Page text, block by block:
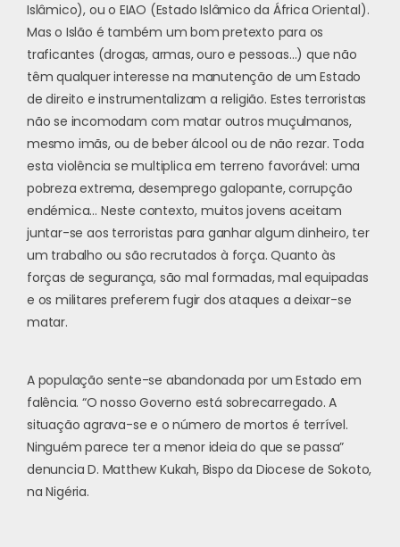
Islâmico), ou o EIAO (Estado Islâmico da África Oriental).
Mas o Islão é também um bom pretexto para os
traficantes (drogas, armas, ouro e pessoas…) que não
têm qualquer interesse na manutenção de um Estado
de direito e instrumentalizam a religião. Estes terroristas
não se incomodam com matar outros muçulmanos,
mesmo imãs, ou de beber álcool ou de não rezar. Toda
esta violência se multiplica em terreno favorável: uma
pobreza extrema, desemprego galopante, corrupção
endémica… Neste contexto, muitos jovens aceitam
juntar-se aos terroristas para ganhar algum dinheiro, ter
um trabalho ou são recrutados à força. Quanto às
forças de segurança, são mal formadas, mal equipadas
e os militares preferem fugir dos ataques a deixar-se
matar.
A população sente-se abandonada por um Estado em
falência. “O nosso Governo está sobrecarregado. A
situação agrava-se e o número de mortos é terrível.
Ninguém parece ter a menor ideia do que se passa”
denuncia D. Matthew Kukah, Bispo da Diocese de Sokoto,
na Nigéria.